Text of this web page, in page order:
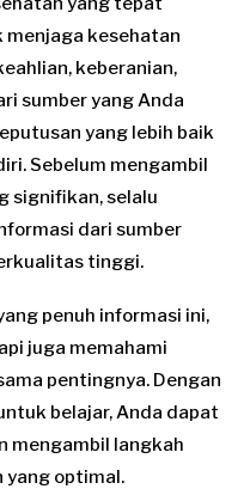
kesehatan
keberanian,
sumber yang Anda
yang lebih baik
Sebelum mengambil
signifikan, selalu
dari sumber
tinggi.
penuh informasi ini,
juga memahami
pentingnya. Dengan
belajar, Anda dapat
mengambil langkah
yang optimal.